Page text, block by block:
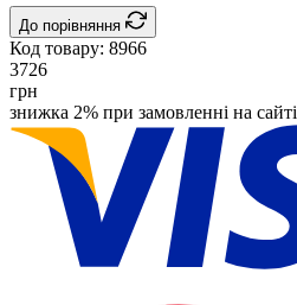
До порівняння
Код товару: 8966
3726
грн
знижка 2% при замовленні на сайті